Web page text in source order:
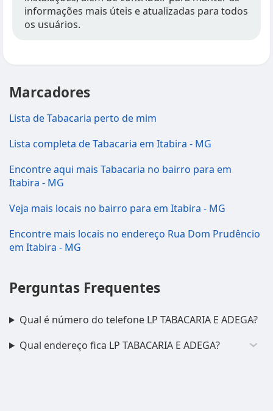
informações mais úteis e atualizadas para todos
os usuários.
Marcadores
Lista de Tabacaria perto de mim
Lista completa de Tabacaria em Itabira - MG
Encontre aqui mais Tabacaria no bairro para em
Itabira - MG
Veja mais locais no bairro para em Itabira - MG
Encontre mais locais no endereço Rua Dom Prudêncio
em Itabira - MG
Perguntas Frequentes
Qual é número do telefone LP TABACARIA E ADEGA?
Qual endereço fica LP TABACARIA E ADEGA?